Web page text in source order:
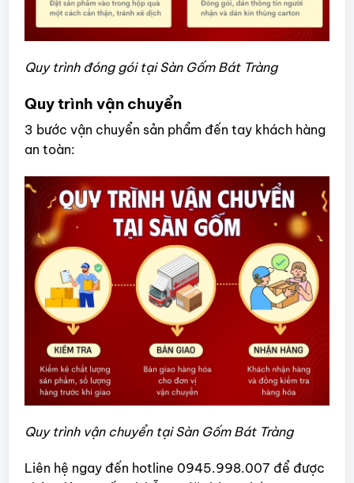
Quy trình đóng gói tại Sàn Gốm Bát Tràng
Quy trình vận chuyển
3 bước vận chuyển sản phẩm đến tay khách hàng
an toàn:
Quy trình vận chuyển tại Sàn Gốm Bát Tràng
Liên hệ ngay đến hotline 0945.998.007 để được